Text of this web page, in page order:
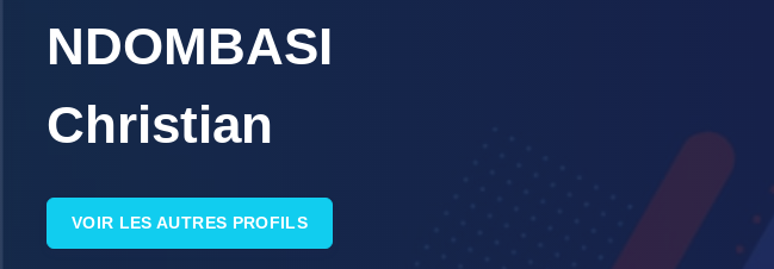
NDOMBASI
Christian
VOIR LES AUTRES PROFILS